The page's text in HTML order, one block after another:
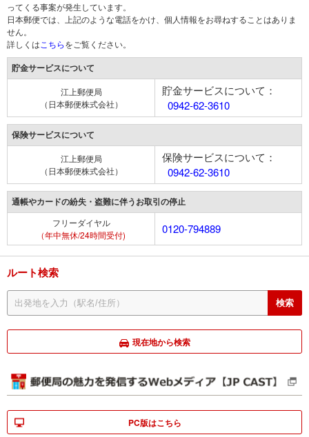
ってくる事案が発生しています。
日本郵便では、上記のような電話をかけ、個人情報をお尋ねすることはありま
せん。
詳しくは こちらをご覧ください。
貯金サービスについて
江上郵便局
（日本郵便株式会社）
貯金サービスについて：
0942-62-3610
保険サービスについて
江上郵便局
（日本郵便株式会社）
保険サービスについて：
0942-62-3610
通帳やカードの紛失・盗難に伴うお取引の停止
フリーダイヤル
（年中無休/24時間受付)
0120-794889
ルート検索
現在地から検索
PC版はこちら